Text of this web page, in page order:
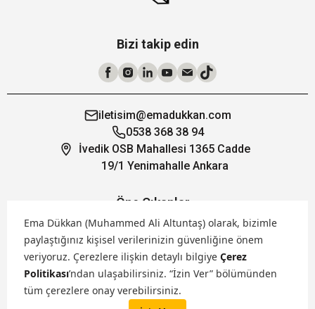
Ema Dükkan (Muhammed Ali Altuntaş) olarak, bizimle
paylaştığınız kişisel verilerinizin güvenliğine önem
veriyoruz. Çerezlere ilişkin detaylı bilgiye Çerez
Politikası’ndan ulaşabilirsiniz. “İzin Ver” bölümünden
tüm çerezlere onay verebilirsiniz.
Bizi takip edin
iletisim@emadukkan.com
0538 368 38 94
İvedik OSB Mahallesi 1365 Cadde
19/1 Yenimahalle Ankara
Öne Çıkanlar
Hakkımızda
Markalarımız